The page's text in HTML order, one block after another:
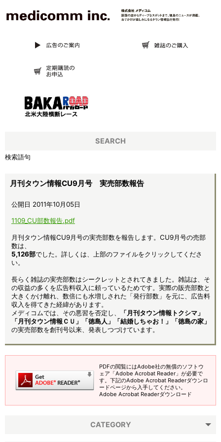
月刊タウン情報CU9月号 実売部数報告
公開日 2011年10月05日
1109_CU部数報告.pdf
月刊タウン情報CU9月号の実売部数を報告します。CU9月号の売部
数は、
5,126部でした。詳しくは、上部のファイルをクリックしてくださ
い。
長らく雑誌の実売部数はシークレットとされてきました。雑誌は、そ
の収益の多くを広告料収入に頼っているためです。実際の販売部数と
大きくかけ離れ、数倍にも水増しされた「発行部数」を元に、広告料
収入を得てきた経緯があります。
メディコムでは、その悪習を否定し、
「月刊タウン情報トクシマ」
「月刊タウン情報ＣＵ」「徳島人」「結婚しちゃお！」「徳島の家」
の実売部数を創刊号以来、発表しつづけています。
PDFの閲覧にはAdobe社の無償のソフトウ
ェア「Adobe Acrobat Reader」が必要で
す。下記のAdobe Acrobat Readerダウンロ
ードページから入手してください。
Adobe Acrobat Readerダウンロード
CATEGORY
SEARCH
検索語句